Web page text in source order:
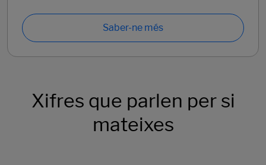
Saber-ne més
Xifres que parlen per si
mateixes